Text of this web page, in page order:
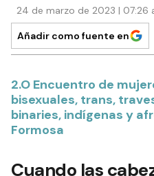
24 de marzo de 2023 | 07:26
Añadir como fuente en
2.O Encuentro de
bisexuales, trans,
binaries, indígenas y
Formosa
Cuando las